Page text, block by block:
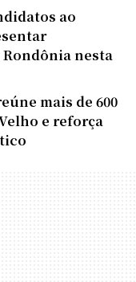
ao
nesta
mais de 600
e reforça